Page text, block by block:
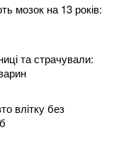
мозок на 13 років:
та страчували:
влітку без